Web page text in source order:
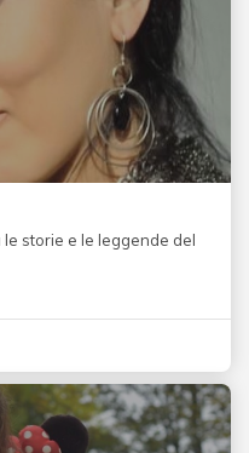
storie e le leggende del